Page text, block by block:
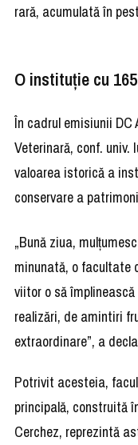
rară, acumulată în
O instituție cu
În cadrul emisiunii
Veterinară, conf. univ.
valoarea istorică a
conservare a
„Bună ziua,
minunată, o facultate
viitor o să
realizări, de amintiri
extraordinare”, a
Potrivit acesteia,
principală, construită
Cerchez, reprezintă